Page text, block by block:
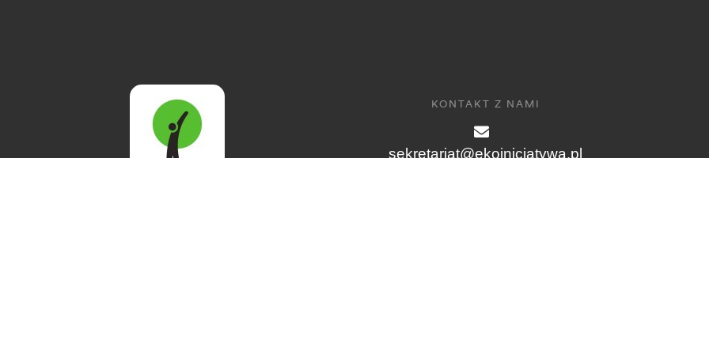
KONTAKT Z NAMI
sekretariat@ekoinicjatywa.pl
©2021 Stowarzyszenie Eko-Inicjatywa w Kwidzynie. All rights reserved